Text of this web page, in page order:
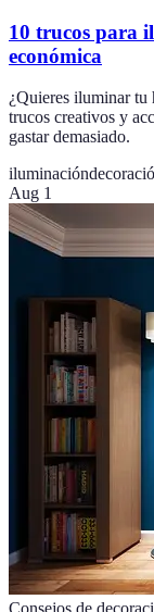
10 trucos para
económica
¿Quieres iluminar tu
trucos creativos y
gastar demasiado.
iluminación
Aug 1